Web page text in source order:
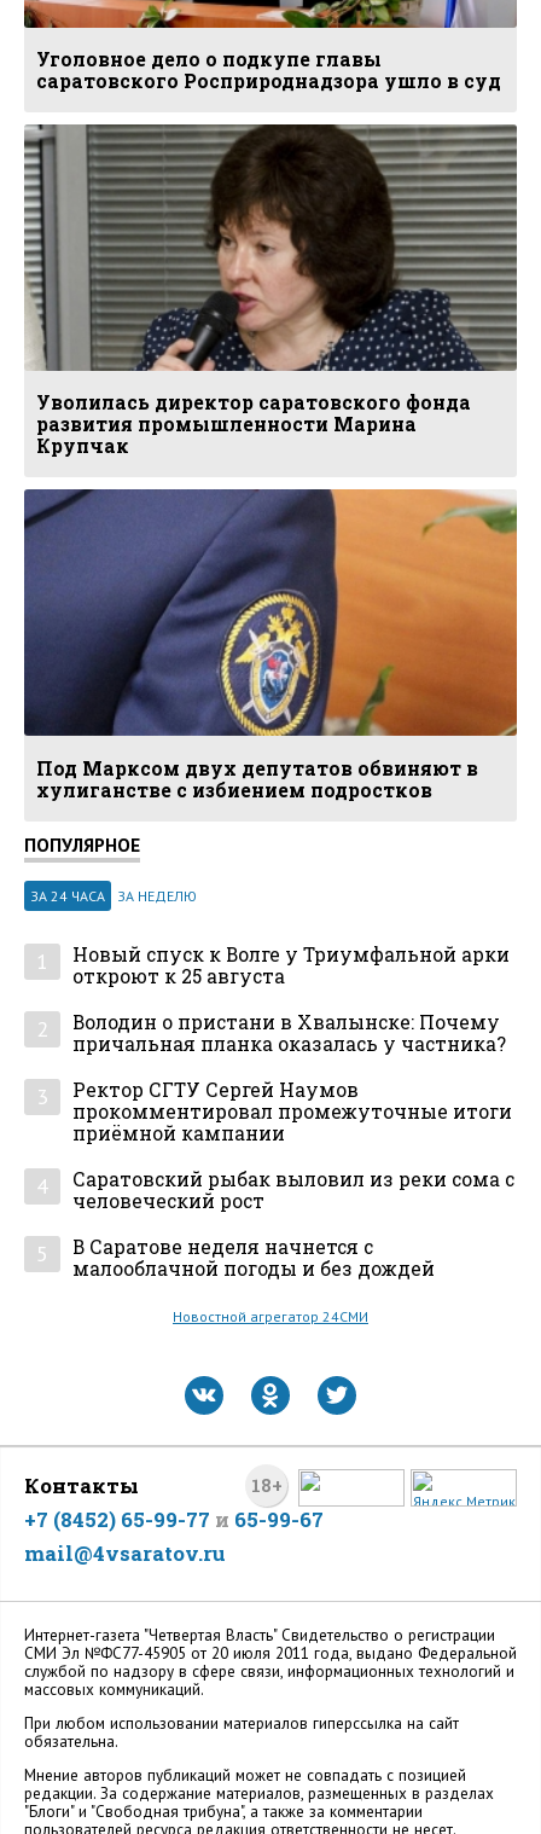
Уголовное дело о подкупе главы
саратовского Росприроднадзора ушло в суд
Уволилась директор саратовского фонда
развития промышленности Марина
Крупчак
Под Марксом двух депутатов обвиняют в
хулиганстве с избиением подростков
ПОПУЛЯРНОЕ
ЗА 24 ЧАСА ЗА НЕДЕЛЮ
1
Новый спуск к Волге у Триумфальной арки
откроют к 25 августа
2
Володин о пристани в Хвалынске: Почему
причальная планка оказалась у частника?
3
Ректор СГТУ Сергей Наумов
прокомментировал промежуточные итоги
приёмной кампании
4
Саратовский рыбак выловил из реки сома с
человеческий рост
5
В Саратове неделя начнется с
малооблачной погоды и без дождей
Новостной агрегатор 24СМИ
18+
Контакты
+7 (8452) 65-99-77 и 65-99-67
mail@4vsaratov.ru
Интернет-газета "Четвертая Власть" Cвидетельство о регистрации
СМИ Эл №ФС77-45905 от 20 июля 2011 года, выдано Федеральной
службой по надзору в сфере связи, информационных технологий и
массовых коммуникаций.
При любом использовании материалов гиперссылка на сайт
обязательна.
Мнение авторов публикаций может не совпадать с позицией
редакции. За содержание материалов, размещенных в разделах
"Блоги" и "Свободная трибуна", а также за комментарии